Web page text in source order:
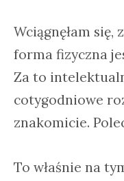
Wciągnęłam się,
forma fizyczna
Za to
cotygodniowe
znakomicie.
To właśnie na